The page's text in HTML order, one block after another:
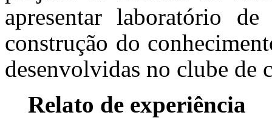
apresentar laboratório
construção do
desenvolvidas no clube de
Relato de experiência